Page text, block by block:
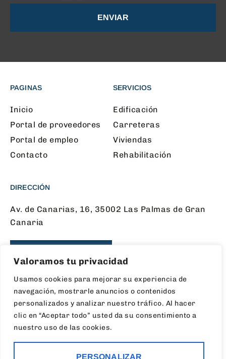
Valoramos tu privacidad
Usamos cookies para mejorar su experiencia de
navegación, mostrarle anuncios o contenidos
personalizados y analizar nuestro tráfico. Al hacer
clic en “Aceptar todo” usted da su consentimiento a
nuestro uso de las cookies.
PERSONALIZAR
ENVIAR
PAGINAS
Inicio
Portal de proveedores
Portal de empleo
Contacto
SERVICIOS
Edificación
Carreteras
Viviendas
Rehabilitación
DIRECCIÓN
Av. de Canarias, 16, 35002 Las Palmas de Gran
Canaria
SÍGUENOS EN LAS REDES